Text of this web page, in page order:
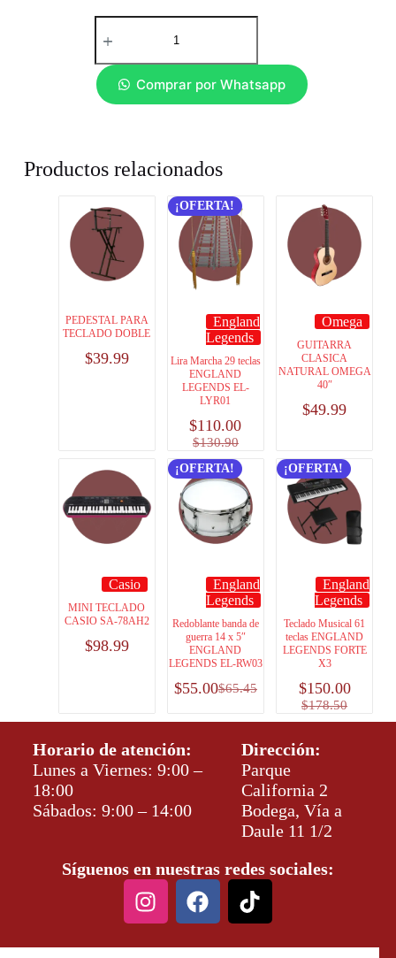
Comprar por Whatsapp
Productos relacionados
PEDESTAL PARA
TECLADO DOBLE
$39.99
¡OFERTA!
England
Legends
Lira Marcha 29 teclas
ENGLAND
LEGENDS EL-
LYR01
$130.90
$110.00
Omega
GUITARRA
CLASICA
NATURAL OMEGA
40″
$49.99
Casio
MINI TECLADO
CASIO SA-78AH2
$98.99
¡OFERTA!
England
Legends
Redoblante banda de
guerra 14 x 5″
ENGLAND
LEGENDS EL-RW03
$65.45
$55.00
¡OFERTA!
England
Legends
Teclado Musical 61
teclas ENGLAND
LEGENDS FORTE
X3
$178.50
$150.00
Horario de atención:
Lunes a Viernes: 9:00 –
18:00
Sábados: 9:00 – 14:00
Dirección:
Parque
California 2
Bodega, Vía a
Daule 11 1/2
Síguenos en nuestras redes sociales: